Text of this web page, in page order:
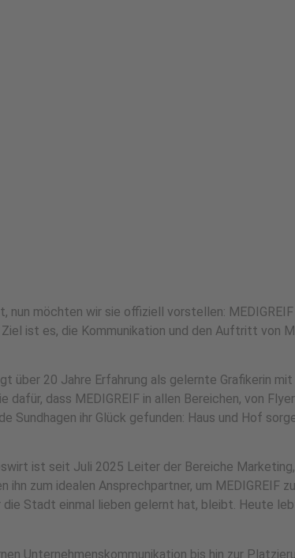
möchten wir sie offiziell vorstellen:
ist es, die Kommunikation und den Auftritt von
über 20 Jahre Erfahrung als gelernte Grafikerin
dass MEDIGREIF in allen Bereichen, von
Sundhagen ihr Glück gefunden: Haus und Hof
ist seit Juli 2025 Leiter der Bereiche Marketing,
zum idealen Ansprechpartner, um MEDIGREIF
die Stadt einmal lieben gelernt hat, bleibt. Heute
Unternehmenskommunikation bis hin zur